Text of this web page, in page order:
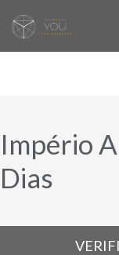
Império
Dias